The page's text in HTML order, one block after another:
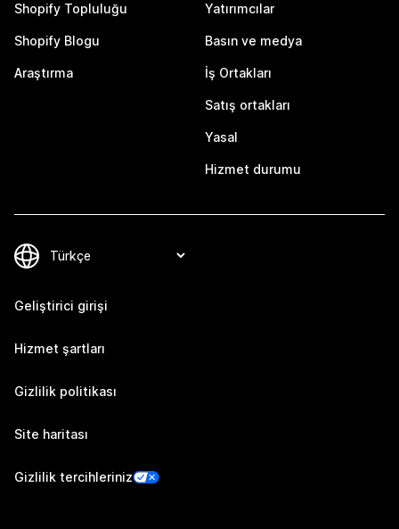
Shopify Topluluğu
Shopify Blogu
Araştırma
Yatırımcılar
Basın ve medya
İş Ortakları
Satış ortakları
Yasal
Hizmet durumu
Geliştirici girişi
Hizmet şartları
Gizlilik politikası
Site haritası
Gizlilik tercihleriniz